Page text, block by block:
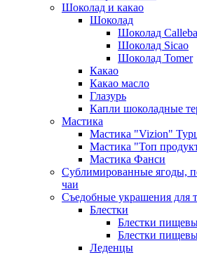
Шоколад и какао
Шоколад
Шоколад
Шоколад Sicao
Шоколад Tomer
Какао
Какао масло
Глазурь
Капли шоколадные
Мастика
Мастика "Vizion"
Мастика "Топ
Мастика Фанси
Сублимированные ягоды,
чаи
Съедобные украшения для
Блестки
Блестки
Блестки
Леденцы